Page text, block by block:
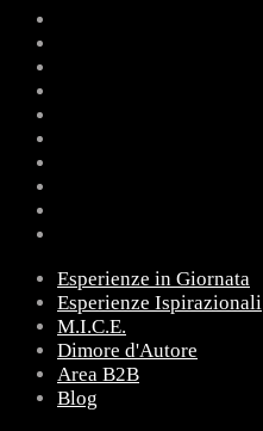
Esperienze in Giornata
Esperienze Ispirazionali
M.I.C.E.
Dimore d'Autore
Area B2B
Blog